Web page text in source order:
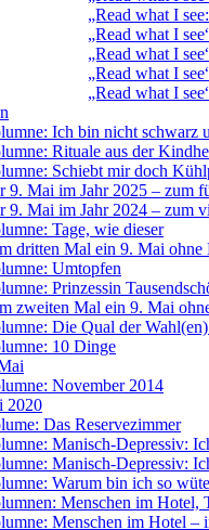
„Read what I
„Read what I
„Read what I
„Read what I
„Read what I
Ich bin nicht schwarz
Rituale aus der
Schiebt mir doch
9. Mai im Jahr 2025 – zum
9. Mai im Jahr 2024 – zum
Tage, wie dieser
dritten Mal ein 9. Mai ohne
Umtopfen
Prinzessin
zweiten Mal ein 9. Mai
Die Qual der
10 Dinge
November 2014
2020
Das Reservezimmer
Manisch-Depressiv:
Manisch-Depressiv:
Warum bin ich so
Menschen im Hotel,
Menschen im Hotel –